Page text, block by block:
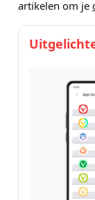
artikelen om je